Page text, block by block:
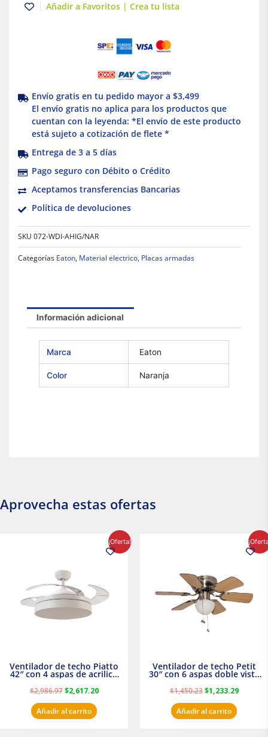
Añadir a Favoritos | Crea tu lista
Envío gratis en tu pedido mayor a $3,499
El envío gratis no aplica para los productos que
cuentan con la leyenda: *El envío de este producto
está sujeto a cotización de flete *
Entrega de 3 a 5 días
Pago seguro con Débito o Crédito
Aceptamos transferencias Bancarias
Política de devoluciones
SKU 072-WDI-AHIG/NAR
Categorías Eaton, Material electrico, Placas armadas
Información adicional
Marca Eaton
Color Naranja
Aprovecha estas ofertas
¡Oferta!
Ventilador de techo Piatto
42″ con 4 aspas de acrilico
transparente
$2,986.97
$2,986.97.
$2,617.20
precio
actual
Añadir al carrito
Ventilador de techo Petit
30″ con 6 aspas doble vista
Satinado Masterfan
$1,450.23
$1,450.23.
$1,233.29
precio
actual
Añadir al carrito